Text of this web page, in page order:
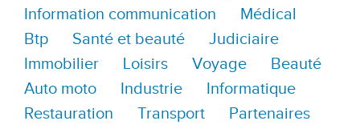
Information communication
Médical
Btp
Santé et beauté
Judiciaire
Immobilier
Loisirs Voyage
Beauté
Auto moto
Industrie
Informatique
Restauration
Transport Partenaires